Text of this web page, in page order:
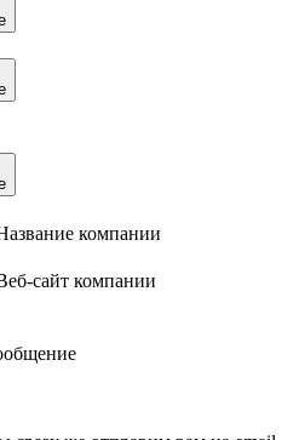
компании
сайт компании